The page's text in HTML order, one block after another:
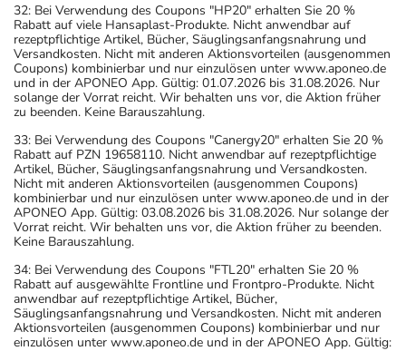
32: Bei Verwendung des Coupons "HP20" erhalten Sie 20 %
Rabatt auf viele Hansaplast-Produkte. Nicht anwendbar auf
rezeptpflichtige Artikel, Bücher, Säuglingsanfangsnahrung und
Versandkosten. Nicht mit anderen Aktionsvorteilen (ausgenommen
Coupons) kombinierbar und nur einzulösen unter www.aponeo.de
und in der APONEO App. Gültig: 01.07.2026 bis 31.08.2026. Nur
solange der Vorrat reicht. Wir behalten uns vor, die Aktion früher
zu beenden. Keine Barauszahlung.
33: Bei Verwendung des Coupons "Canergy20" erhalten Sie 20 %
Rabatt auf PZN 19658110. Nicht anwendbar auf rezeptpflichtige
Artikel, Bücher, Säuglingsanfangsnahrung und Versandkosten.
Nicht mit anderen Aktionsvorteilen (ausgenommen Coupons)
kombinierbar und nur einzulösen unter www.aponeo.de und in der
APONEO App. Gültig: 03.08.2026 bis 31.08.2026. Nur solange der
Vorrat reicht. Wir behalten uns vor, die Aktion früher zu beenden.
Keine Barauszahlung.
34: Bei Verwendung des Coupons "FTL20" erhalten Sie 20 %
Rabatt auf ausgewählte Frontline und Frontpro-Produkte. Nicht
anwendbar auf rezeptpflichtige Artikel, Bücher,
Säuglingsanfangsnahrung und Versandkosten. Nicht mit anderen
Aktionsvorteilen (ausgenommen Coupons) kombinierbar und nur
einzulösen unter www.aponeo.de und in der APONEO App. Gültig: